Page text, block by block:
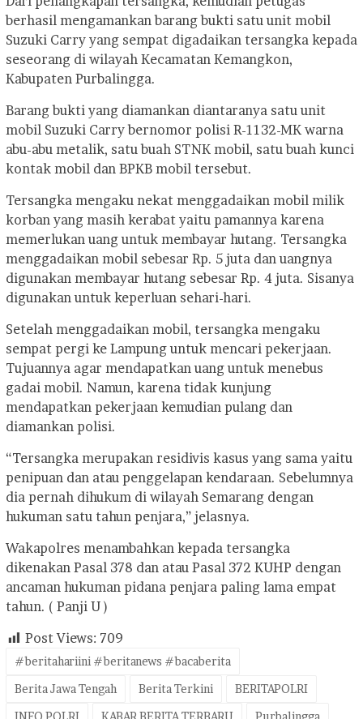
berhasil mengamankan barang bukti satu unit mobil
Suzuki Carry yang sempat digadaikan tersangka kepada
seseorang di wilayah Kecamatan Kemangkon,
Kabupaten Purbalingga.
Barang bukti yang diamankan diantaranya satu unit
mobil Suzuki Carry bernomor polisi R-1132-MK warna
abu-abu metalik, satu buah STNK mobil, satu buah kunci
kontak mobil dan BPKB mobil tersebut.
Tersangka mengaku nekat menggadaikan mobil milik
korban yang masih kerabat yaitu pamannya karena
memerlukan uang untuk membayar hutang. Tersangka
menggadaikan mobil sebesar Rp. 5 juta dan uangnya
digunakan membayar hutang sebesar Rp. 4 juta. Sisanya
digunakan untuk keperluan sehari-hari.
Setelah menggadaikan mobil, tersangka mengaku
sempat pergi ke Lampung untuk mencari pekerjaan.
Tujuannya agar mendapatkan uang untuk menebus
gadai mobil. Namun, karena tidak kunjung
mendapatkan pekerjaan kemudian pulang dan
diamankan polisi.
“Tersangka merupakan residivis kasus yang sama yaitu
penipuan dan atau penggelapan kendaraan. Sebelumnya
dia pernah dihukum di wilayah Semarang dengan
hukuman satu tahun penjara,” jelasnya.
Wakapolres menambahkan kepada tersangka
dikenakan Pasal 378 dan atau Pasal 372 KUHP dengan
ancaman hukuman pidana penjara paling lama empat
tahun. ( Panji U )
Post Views: 709
#beritahariini #beritanews #bacaberita
Berita Jawa Tengah
Berita Terkini
BERITAPOLRI
INFO POLRI
KABAR BERITA TERBARU Purbalingga